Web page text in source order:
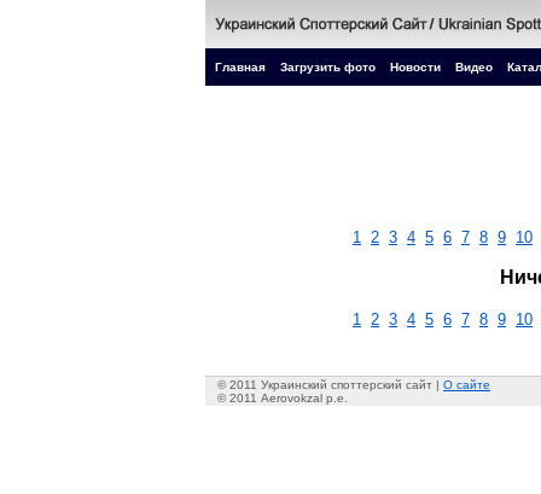
Главная Загрузить фото Новости Видео
1 2 3 4 5 6 7 8 9 10
1 2 3 4 5 6 7 8 9 10
© 2011 Украинский споттерский сайт | О сайте
© 2011 Aerovokzal p.e.